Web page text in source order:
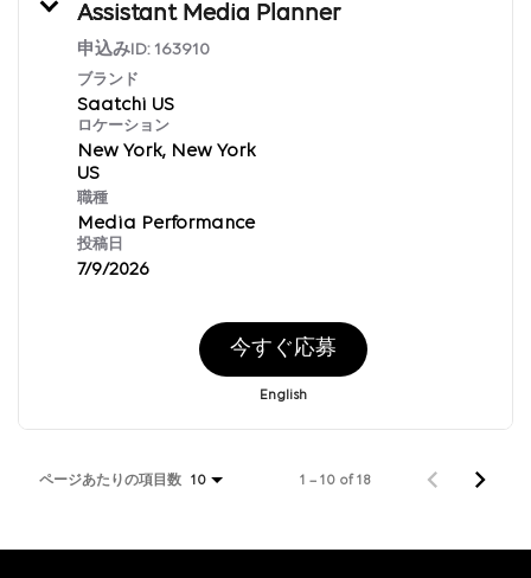
Assistant Media Planner
申込みID: 163910
ブランド
Saatchi US
ロケーション
New York, New York
職種
Media Performance
投稿日
7/9/2026
今すぐ応募
English
ページあたりの項目数 10 1 – 10 of 18